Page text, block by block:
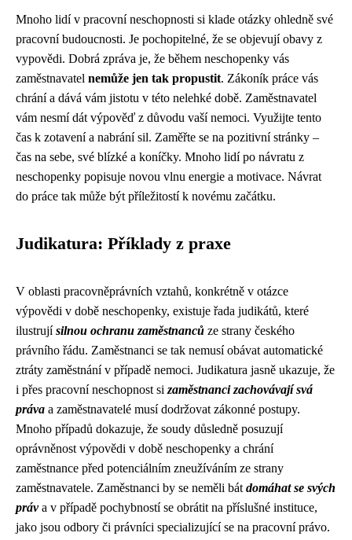
Mnoho lidí v pracovní neschopnosti si klade otázky ohledně své
pracovní budoucnosti. Je pochopitelné, že se objevují obavy z
vypovědi. Dobrá zpráva je, že během neschopenky vás
zaměstnavatel nemůže jen tak propustit. Zákoník práce vás
chrání a dává vám jistotu v této nelehké době. Zaměstnavatel
vám nesmí dát výpověď z důvodu vaší nemoci. Využijte tento
čas k zotavení a nabrání sil. Zaměřte se na pozitivní stránky –
čas na sebe, své blízké a koníčky. Mnoho lidí po návratu z
neschopenky popisuje novou vlnu energie a motivace. Návrat
do práce tak může být příležitostí k novému začátku.
Judikatura: Příklady z praxe
V oblasti pracovněprávních vztahů, konkrétně v otázce
výpovědi v době neschopenky, existuje řada judikátů, které
ilustrujísilnou ochranu zaměstnanců ze strany českého
právního řádu. Zaměstnanci se tak nemusí obávat automatické
ztráty zaměstnání v případě nemoci. Judikatura jasně ukazuje, že
i přes pracovní neschopnost si zaměstnanci zachovávají svá
práva a zaměstnavatelé musí dodržovat zákonné postupy.
Mnoho případů dokazuje, že soudy důsledně posuzují
oprávněnost výpovědi v době neschopenky a chrání
zaměstnance před potenciálním zneužíváním ze strany
zaměstnavatele. Zaměstnanci by se neměli bát domáhat se svých
práva v případě pochybností se obrátit na příslušné instituce,
jako jsou odbory či právníci specializující se na pracovní právo.